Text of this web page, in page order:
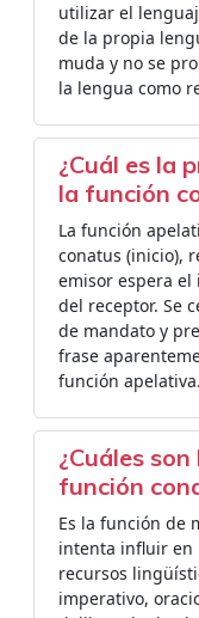
utilizar el
de la propia
muda y no se
la lengua como
¿Cuál es la
la función
La función
conatus (inicio),
emisor espera
del receptor. Se
de mandato y
frase
función apelativa.
¿Cuáles
función
Es la función de
intenta influir en
recursos
imperativo,